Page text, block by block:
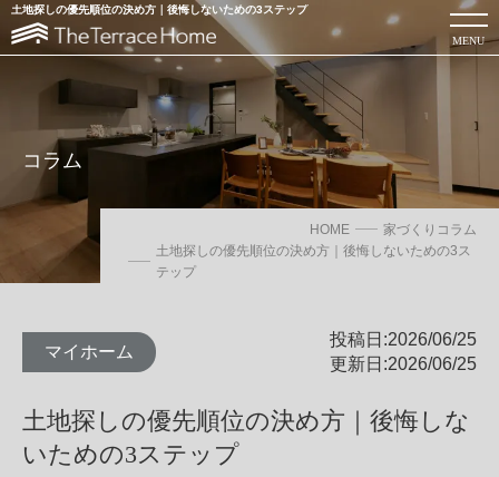
土地探しの優先順位の決め方｜後悔しないための3ステップ
MENU
コラム
HOME
家づくりコラム
土地探しの優先順位の決め方｜後悔しないための3ス
テップ
マイホーム
投稿日:2026/06/25
更新日:2026/06/25
土地探しの優先順位の決め方｜後悔しな
いための3ステップ
カタログを見る